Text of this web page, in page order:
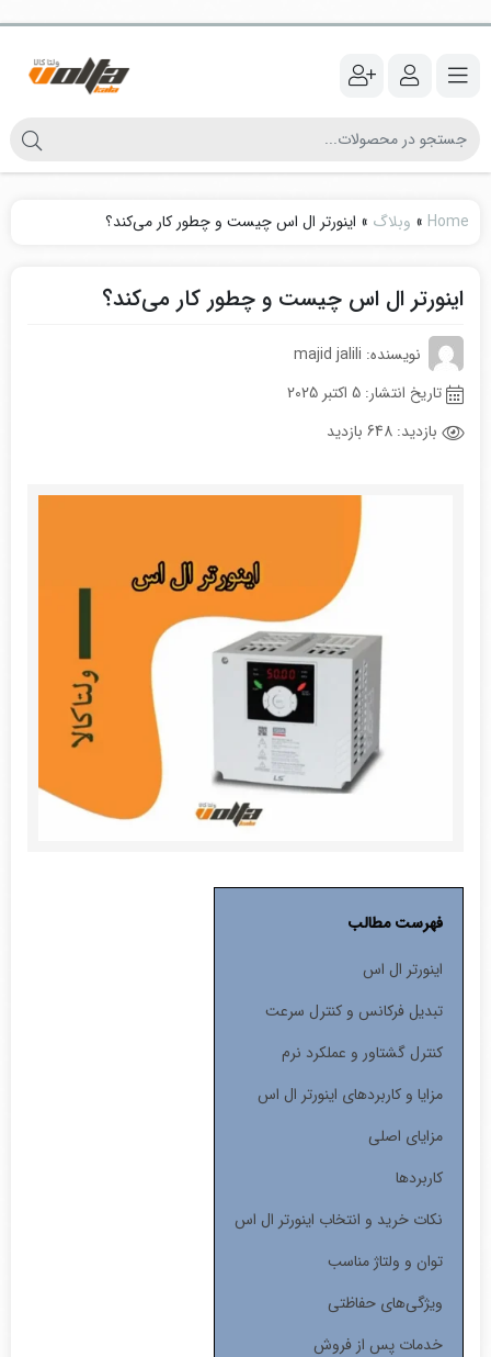
Home
» وبلاگ » اینورتر ال اس چیست و چطور کار می‌کند؟
اینورتر ال اس چیست و چطور کار می‌کند؟
نویسنده: majid jalili
تاریخ انتشار: 5 اکتبر 2025
بازدید: 648 بازدید
فهرست مطالب
اینورتر ال اس
تبدیل فرکانس و کنترل سرعت
کنترل گشتاور و عملکرد نرم
مزایا و کاربردهای اینورتر ال اس
مزایای اصلی
کاربردها
نکات خرید و انتخاب اینورتر ال اس
توان و ولتاژ مناسب
ویژگی‌های حفاظتی
خدمات پس از فروش